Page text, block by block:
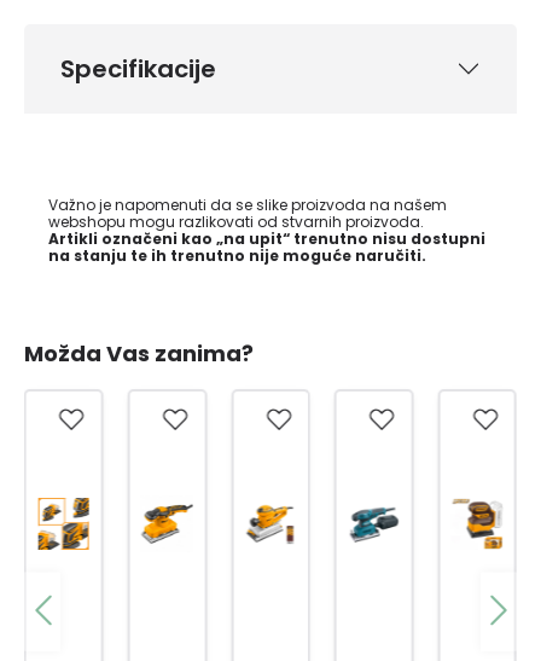
Specifikacije
Važno je napomenuti da se slike proizvoda na našem
webshopu mogu razlikovati od stvarnih proizvoda.
Artikli označeni kao „na upit“ trenutno nisu dostupni
na stanju te ih trenutno nije moguće naručiti.
Možda Vas zanima?